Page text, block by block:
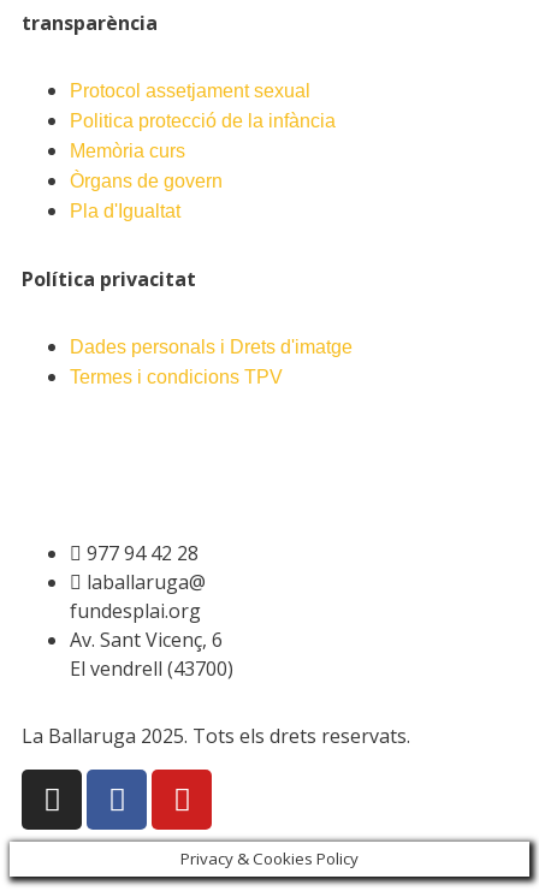
transparència
Protocol assetjament sexual
Politica protecció de la infància
Memòria curs
Òrgans de govern
Pla d'Igualtat
Política privacitat
Dades personals i Drets d'imatge
Termes i condicions TPV
977 94 42 28
laballaruga@
fundesplai.org
Av. Sant Vicenç, 6
El vendrell (43700)
La Ballaruga 2025. Tots els drets reservats.
Privacy & Cookies Policy